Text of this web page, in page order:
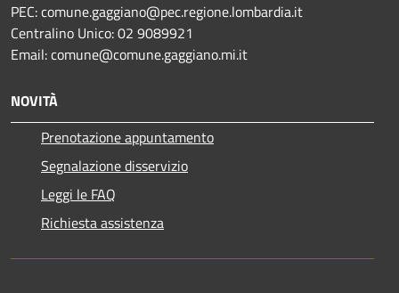
PEC: comune.gaggiano@pec.regione.lombardia.it
Centralino Unico: 02 9089921
Email: comune@comune.gaggiano.mi.it
NOVITÀ
Prenotazione appuntamento
Segnalazione disservizio
Leggi le FAQ
Richiesta assistenza